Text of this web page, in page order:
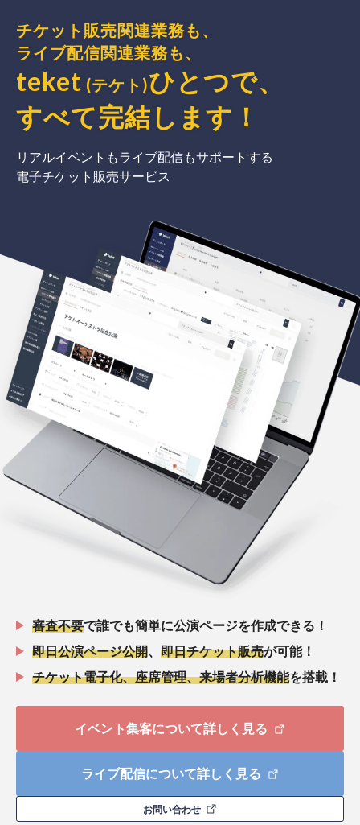
チケット販売関連業務も、
ライブ配信関連業務も、
teket (テケト)ひとつで、
すべて完結 します ！
リアルイベントもライブ配信もサポートする
電子チケット販売サービス
審査不要で誰でも簡単に公演ページを作成できる！
即日公演ページ公開
即日チケット販売が可能！
チケット電子化、座席管理、来場者分析機能を搭載！
イベント集客について詳しく見る
ライブ配信について詳しく見る
お問い合わせ